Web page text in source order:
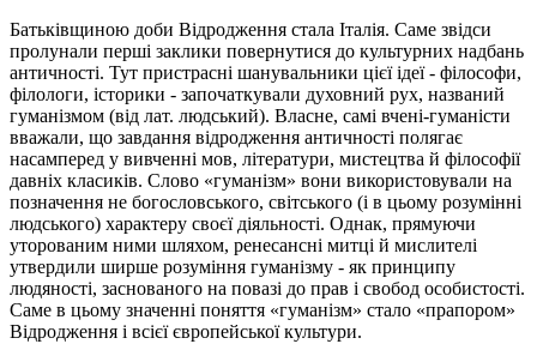
Батьківщиною доби Відродження стала Італія. Саме звідси
пролунали перші заклики повернутися до культурних надбань
античності. Тут пристрасні шанувальники цієї ідеї - філософи,
філологи, історики - започаткували духовний рух, названий
гуманізмом (від лат. людський). Власне, самі вчені-гуманісти
вважали, що завдання відродження античності полягає
насамперед у вивченні мов, літератури, мистецтва й філософії
давніх класиків. Слово «гуманізм» вони використовували на
позначення не богословського, світського (і в цьому розумінні
людського) характеру своєї діяльності. Однак, прямуючи
уторованим ними шляхом, ренесансні митці й мислителі
утвердили ширше розуміння гуманізму - як принципу
людяності, заснованого на повазі до прав і свобод особистості.
Саме в цьому значенні поняття «гуманізм» стало «прапором»
Відродження і всієї європейської культури.